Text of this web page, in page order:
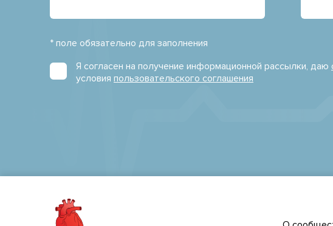
* поле обязательно для заполнения
Я согласен на получение информационной рассылки, даю
условия пользовательского соглашения